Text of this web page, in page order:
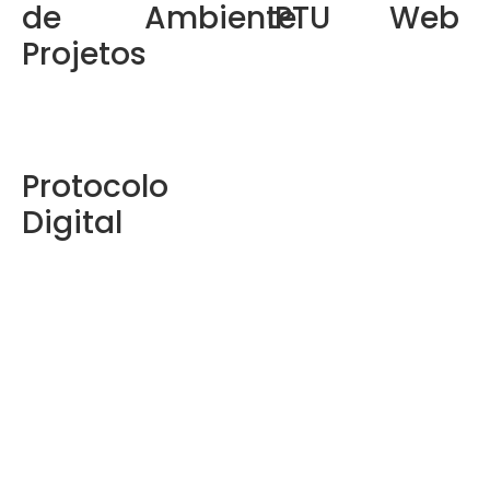
de
Projetos
AmbienteIPTU
Web
Protocolo
Digital